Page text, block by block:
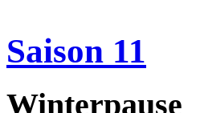
Saison 11
Winterpause